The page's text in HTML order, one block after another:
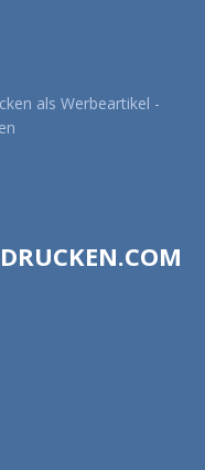
als Werbeartikel -